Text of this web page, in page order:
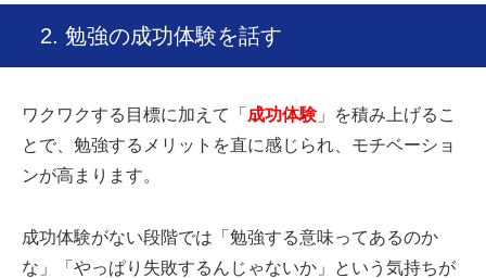
2. 勉強の成功体験を話す
ワクワクする目標に加えて「 成功体験」を積み上げるこ
とで、勉強するメリットを直に感じられ、モチベーショ
ンが高まります。
成功体験がない段階では「勉強する意味ってあるのか
な」「やっぱり失敗するんじゃないか」という気持ちが